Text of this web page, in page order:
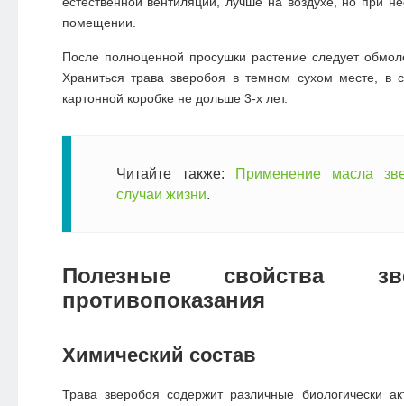
помещении.
После полноценной просушки растение следует
Храниться трава зверобоя в темном сухом месте, в
картонной коробке не дольше 3-х лет.
Читайте также:
Применение масла
случаи жизни.
Полезные свойства
противопоказания
Химический состав
Трава зверобоя содержит различные биологически